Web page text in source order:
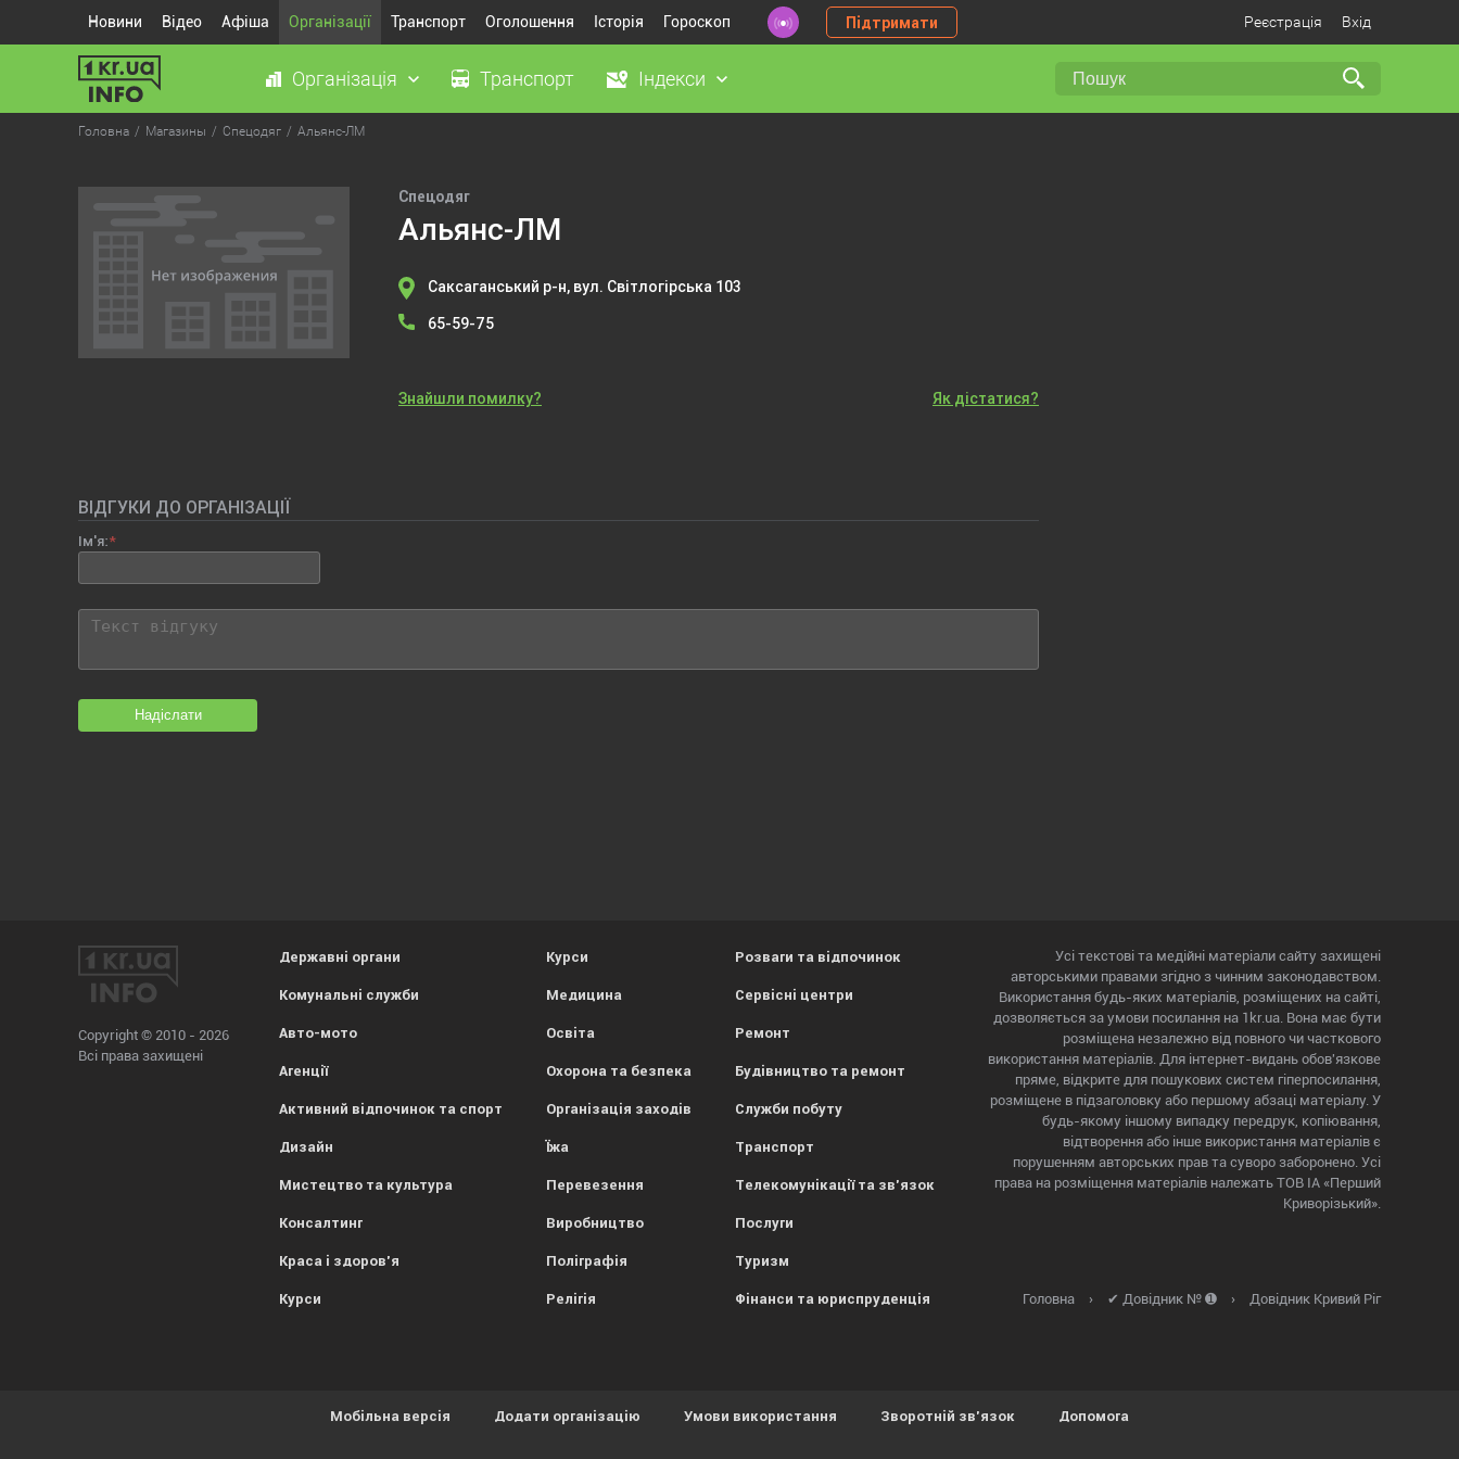
Новини Відео Афіша Організації Транспорт Оголошення Історія Гороскоп Підтримати Реєстрація Вхід
Організація Транспорт Індекси
Головна Магазины Спецодяг Альянс-ЛМ
Спецодяг
Альянс-ЛМ
Саксаганський р-н, вул. Світлогірська 103
65-59-75
Знайшли помилку? Як дістатися?
ВІДГУКИ ДО ОРГАНІЗАЦІЇ
Ім'я:
Надіслати
Copyright © 2010 - 2026
Всі права захищені
Державні органи
Комунальні служби
Авто-мото
Агенції
Активний відпочинок та спорт
Дизайн
Мистецтво та культура
Консалтинг
Краса і здоров'я
Курси
Курси
Медицина
Освіта
Охорона та безпека
Організація заходів
Їжа
Перевезення
Виробництво
Поліграфія
Релігія
Розваги та відпочинок
Сервісні центри
Ремонт
Будівництво та ремонт
Служби побуту
Транспорт
Телекомунікації та зв'язок
Послуги
Туризм
Фінанси та юриспруденція
Усі текстові та медійні матеріали сайту захищені
авторськими правами згідно з чинним законодавством.
Використання будь-яких матеріалів, розміщених на сайті,
дозволяється за умови посилання на 1kr.ua. Вона має бути
розміщена незалежно від повного чи часткового
використання матеріалів. Для інтернет-видань обов'язкове
пряме, відкрите для пошукових систем гіперпосилання,
розміщене в підзаголовку або першому абзаці матеріалу. У
будь-якому іншому випадку передрук, копіювання,
відтворення або інше використання матеріалів є
порушенням авторських прав та суворо заборонено. Усі
права на розміщення матеріалів належать ТОВ ІА «Перший
Криворізький».
Головна › ✔ Довідник № ➊ › Довідник Кривий Ріг
Мобільна версія Додати організацію Умови використання Зворотній зв'язок Допомога